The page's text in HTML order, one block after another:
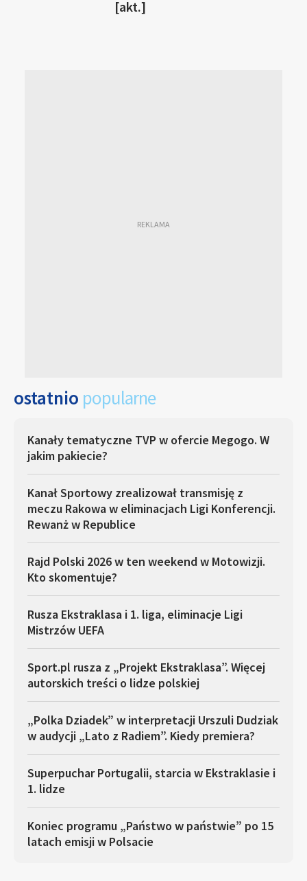
[akt.]
ostatnio popularne
Kanały tematyczne TVP w ofercie Megogo. W
jakim pakiecie?
Kanał Sportowy zrealizował transmisję z
meczu Rakowa w eliminacjach Ligi Konferencji.
Rewanż w Republice
Rajd Polski 2026 w ten weekend w Motowizji.
Kto skomentuje?
Rusza Ekstraklasa i 1. liga, eliminacje Ligi
Mistrzów UEFA
Sport.pl rusza z „Projekt Ekstraklasa”. Więcej
autorskich treści o lidze polskiej
„Polka Dziadek” w interpretacji Urszuli Dudziak
w audycji „Lato z Radiem”. Kiedy premiera?
Superpuchar Portugalii, starcia w Ekstraklasie i
1. lidze
Koniec programu „Państwo w państwie” po 15
latach emisji w Polsacie